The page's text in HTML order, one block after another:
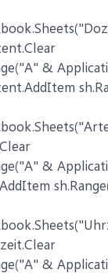
&
&
&